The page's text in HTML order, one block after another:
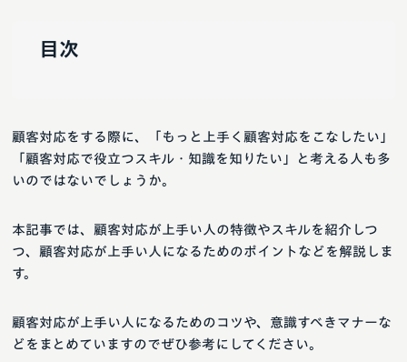
目次
顧客対応をする際に、「もっと上手く顧客対応をこなしたい」
「顧客対応で役立つスキル・知識を知りたい」と考える人も多
いのではないでしょうか。
本記事では、顧客対応が上手い人の特徴やスキルを紹介しつ
つ、顧客対応が上手い人になるためのポイントなどを解説しま
す。
顧客対応が上手い人になるためのコツや、意識すべきマナーな
どをまとめていますのでぜひ参考にしてください。